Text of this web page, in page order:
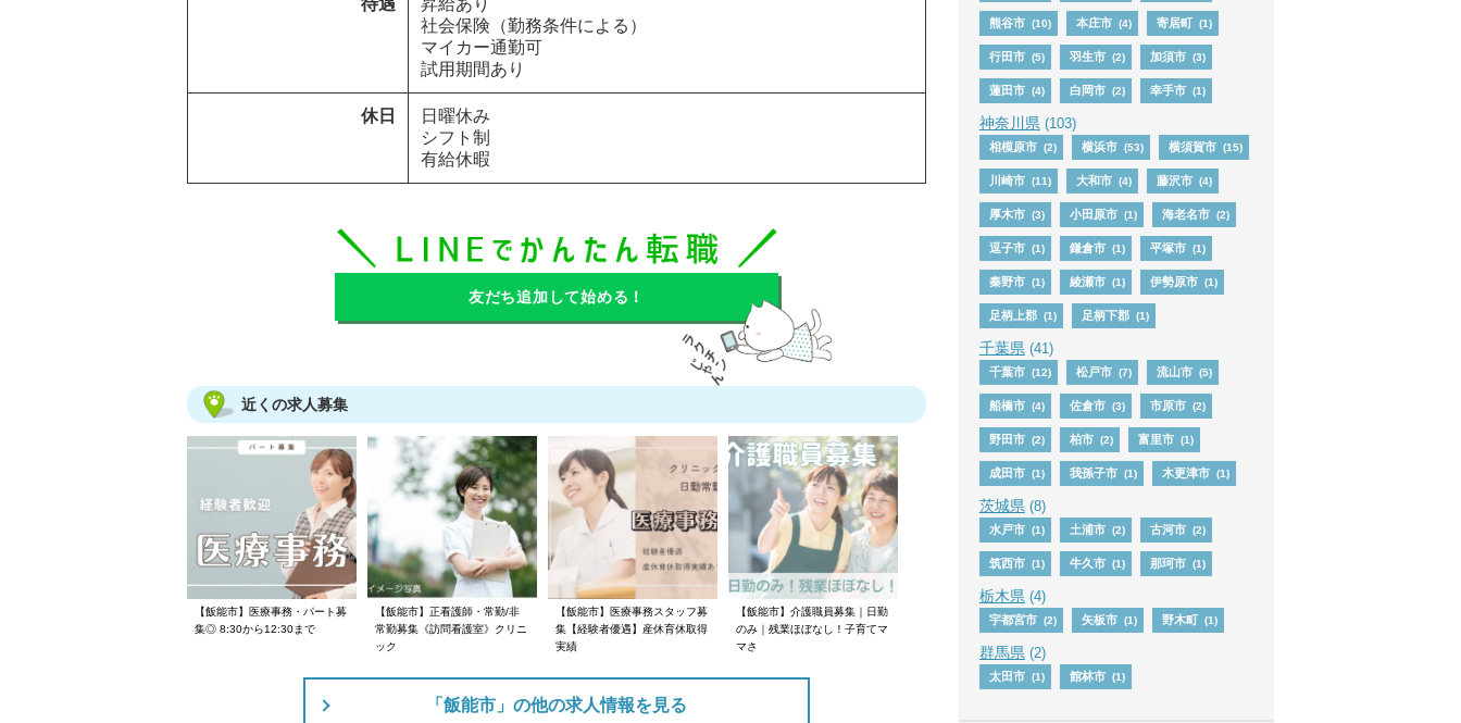
待遇
昇給あり
社会保険（勤務条件による）
マイカー通勤可
試用期間あり
休日
日曜休み
シフト制
有給休暇
友だち追加して始める！
近くの求人募集
【飯能市】医療事務・パート募
集◎ 8:30から12:30まで
【飯能市】正看護師・常勤/非
常勤募集《訪問看護室》クリニ
ック
【飯能市】医療事務スタッフ募
集【経験者優遇】産休育休取得
実績
【飯能市】介護職員募集｜日勤
のみ｜残業ほぼなし！子育てマ
マさ
「飯能市」の他の求人情報を見る
熊谷市 (10) 本庄市 (4) 寄居町 (1)
行田市 (5) 羽生市 (2) 加須市 (3)
蓮田市 (4) 白岡市 (2) 幸手市 (1)
神奈川県(103)
相模原市 (2) 横浜市 (53) 横須賀市 (15)
川崎市 (11) 大和市 (4) 藤沢市 (4)
厚木市 (3) 小田原市 (1) 海老名市 (2)
逗子市 (1) 鎌倉市 (1) 平塚市 (1)
秦野市 (1) 綾瀬市 (1) 伊勢原市 (1)
足柄上郡 (1) 足柄下郡 (1)
千葉県(41)
千葉市 (12) 松戸市 (7) 流山市 (5)
船橋市 (4) 佐倉市 (3) 市原市 (2)
野田市 (2) 柏市 (2) 富里市 (1)
成田市 (1) 我孫子市 (1) 木更津市 (1)
茨城県(8)
水戸市 (1) 土浦市 (2) 古河市 (2)
筑西市 (1) 牛久市 (1) 那珂市 (1)
栃木県(4)
宇都宮市 (2) 矢板市 (1) 野木町 (1)
群馬県(2)
太田市 (1) 館林市 (1)